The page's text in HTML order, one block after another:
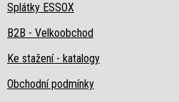
Splátky ESSOX
B2B - Velkoobchod
Ke stažení - katalogy
Obchodní podmínky